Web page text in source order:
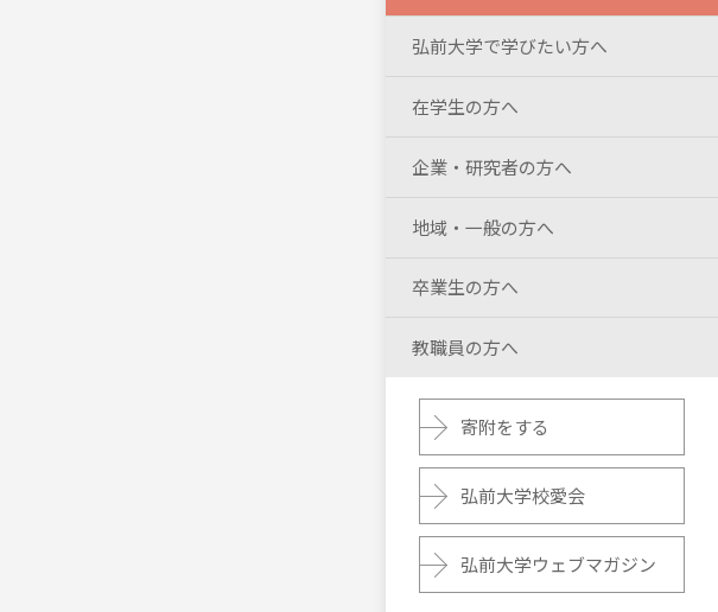
弘前大学で学びたい方へ
在学生の方へ
企業・研究者の方へ
地域・一般の方へ
卒業生の方へ
教職員の方へ
寄附をする
弘前大学校愛会
弘前大学ウェブマガジン